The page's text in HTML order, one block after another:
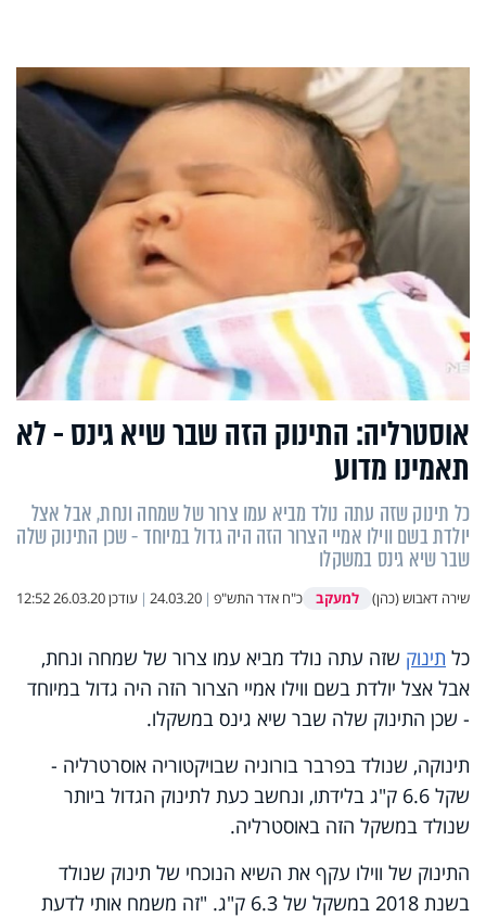
אוסטרליה: התינוק הזה שבר שיא גינס - לא
תאמינו מדוע
כל תינוק שזה עתה נולד מביא עמו צרור של שמחה ונחת, אבל אצל
יולדת בשם ווילו אמיי הצרור הזה היה גדול במיוחד - שכן התינוק שלה
שבר שיא גינס במשקלו
שירה דאבוש (כהן) למעקב כ"ח אדר התש"פ |
24.03.20
| עודכן26.03.20 12:52
כל תינוק שזה עתה נולד מביא עמו צרור של שמחה ונחת,
אבל אצל יולדת בשם ווילו אמיי הצרור הזה היה גדול במיוחד
- שכן התינוק שלה שבר שיא גינס במשקלו.
תינוקה, שנולד בפרבר בורוניה שבויקטוריה אוסרטרליה -
שקל 6.6 ק"ג בלידתו, ונחשב כעת לתינוק הגדול ביותר
שנולד במשקל הזה באוסטרליה.
התינוק של ווילו עקף את השיא הנוכחי של תינוק שנולד
בשנת 2018 במשקל של 6.3 ק"ג. "זה משמח אותי לדעת